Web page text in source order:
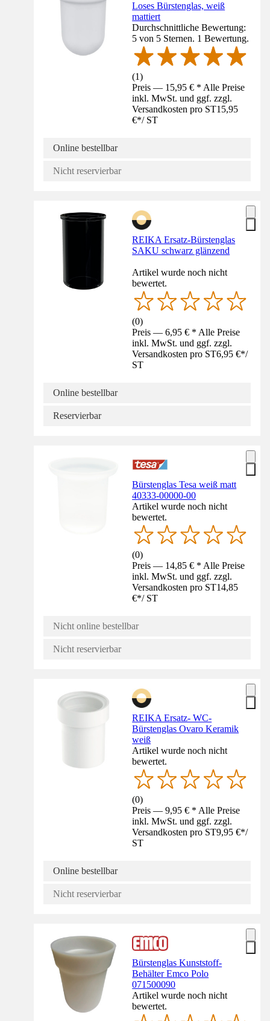
Loses Bürstenglas, weiß
mattiert
Durchschnittliche Bewertung:
5 von 5 Sternen. 1 Bewertung.
(1)
Preis — 15,95 € * Alle Preise
inkl. MwSt. und ggf. zzgl.
Versandkosten pro ST15,95
€*/ ST
Online bestellbar
Nicht reservierbar
REIKA Ersatz-Bürstenglas
SAKU schwarz glänzend
Artikel wurde noch nicht
bewertet.
(0)
Preis — 6,95 € * Alle Preise
inkl. MwSt. und ggf. zzgl.
Versandkosten pro ST6,95 €*/
ST
Online bestellbar
Reservierbar
Bürstenglas Tesa weiß matt
40333-00000-00
Artikel wurde noch nicht
bewertet.
(0)
Preis — 14,85 € * Alle Preise
inkl. MwSt. und ggf. zzgl.
Versandkosten pro ST14,85
€*/ ST
Nicht online bestellbar
Nicht reservierbar
REIKA Ersatz- WC-
Bürstenglas Ovaro Keramik
weiß
Artikel wurde noch nicht
bewertet.
(0)
Preis — 9,95 € * Alle Preise
inkl. MwSt. und ggf. zzgl.
Versandkosten pro ST9,95 €*/
ST
Online bestellbar
Nicht reservierbar
Bürstenglas Kunststoff-
Behälter Emco Polo
071500090
Artikel wurde noch nicht
bewertet.